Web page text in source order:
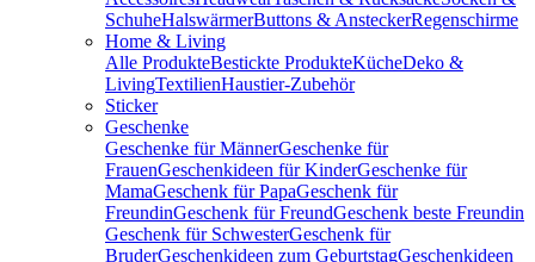
SchuheHalswärmerButtons & AnsteckerRegenschirme
Home & Living
Alle ProdukteBestickte ProdukteKücheDeko &
LivingTextilienHaustier-Zubehör
Sticker
Geschenke
Geschenke für MännerGeschenke für
FrauenGeschenkideen für KinderGeschenke für
MamaGeschenk für PapaGeschenk für
FreundinGeschenk für FreundGeschenk beste Freundin
Geschenk für SchwesterGeschenk für
BruderGeschenkideen zum GeburtstagGeschenkideen